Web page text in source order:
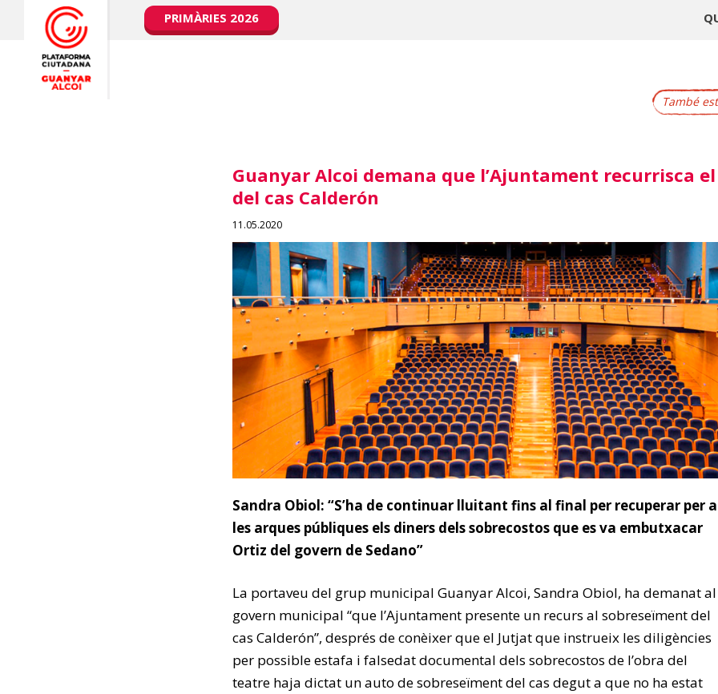
PRIMÀRIES 2026
També
Guanyar Alcoi demana que l’Ajuntament recurrisca
del cas Calderón
11.05.2020
Sandra Obiol: “S’ha de continuar lluitant fins al final per recuperar per a
les arques públiques els diners dels sobrecostos que es va embutxacar
Ortiz del govern de Sedano”
La portaveu del grup municipal Guanyar Alcoi, Sandra Obiol, ha demanat al
govern municipal “que l’Ajuntament presente un recurs al sobreseïment del
cas Calderón”, després de conèixer que el Jutjat que instrueix les diligències
per possible estafa i falsedat documental dels sobrecostos de l’obra del
teatre haja dictat un auto de sobreseïment del cas degut a que no ha estat